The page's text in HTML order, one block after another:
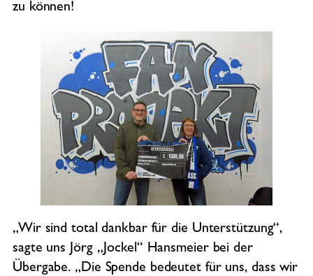
zu können!
„Wir sind total dankbar für die Unterstützung“,
sagte uns Jörg „Jockel“ Hansmeier bei der
Übergabe. „Die Spende bedeutet für uns, dass wir